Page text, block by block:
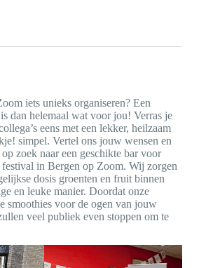
iets unieks organiseren? Een
dan helemaal wat voor jou! Verras je
eens met een lekker, heilzaam
simpel. Vertel ons jouw wensen en
zoek naar een geschikte bar voor
in Bergen op Zoom. Wij zorgen
dosis groenten en fruit binnen
en leuke manier. Doordat onze
smoothies voor de ogen van jouw
veel publiek even stoppen om te